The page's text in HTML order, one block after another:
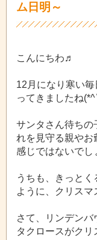
ム日明～
こんにちわ♬
12月になり寒い
ってきましたね
サンタさん待ちの
れを見守る親やお
感じではないでし
うちも、きっと
ように、クリス
さて、リンデン
タクロースがクリ